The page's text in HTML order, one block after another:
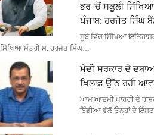
ਭਰ ‘ਚੋਂ ਸਕੂਲੀ
ਪੰਜਾਬ: ਹਰਜੋਤ ਸਿੰਘ
ਸੂਬੇ ਵਿੱਚ ਸਿੱਖਿਆ
ਸਿੱਖਿਆ ਮੰਤਰੀ ਸ. ਹਰਜੋਤ ਸਿੰਘ…
ਮੋਦੀ ਸਰਕਾਰ ਦੇ
ਖ਼ਿਲਾਫ਼ ਉੱਠ ਰਹੀ
ਆਮ ਆਦਮੀ ਪਾਰਟੀ ਦੇ
ਇੰਡੀਆ ਵੱਲੋਂ ਉਨ੍ਹਾਂ ਦੇ